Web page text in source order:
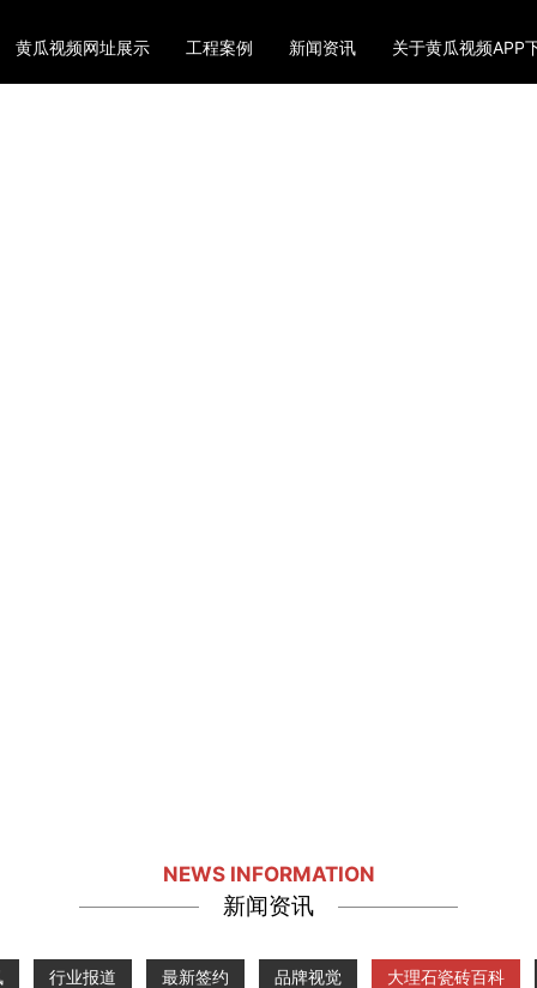
黄瓜视频网址展示 工程案例 新闻资讯 关于黄瓜视频APP
NEWS INFORMATION
新闻资讯
行业报道 最新签约 品牌视觉 大理石瓷砖百科